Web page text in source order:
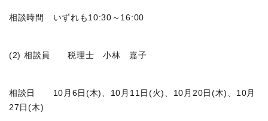
相談時間 いずれも10:30～16:00
(2) 相談員 税理士 小林 嘉子
相談日 10月6日(木)、10月11日(火)、10月20日(木)、10月
27日(木)